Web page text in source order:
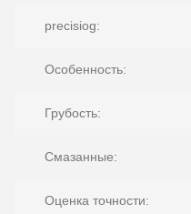
precisiog:
Особенность:
Грубость:
Смазанные:
Оценка точности: